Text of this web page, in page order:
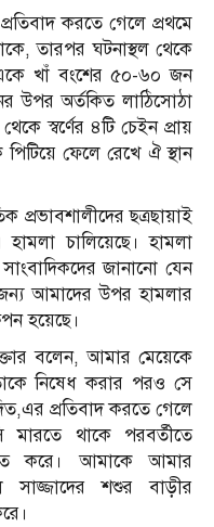
করতে গেলে প্রথমে
তারপর ঘটনাস্থল থেকে
খাঁ বংশের ৫০-৬০ জন
উপর অর্তকিত লাঠিসোঠা
স্বর্ণের ৪টি চেইন প্রায়
ফেলে রেখে ঐ স্থান
প্রভাবশালীদের ছত্রছায়াই
চালিয়েছে। হামলা
জানানো যেন
আমাদের উপর হামলার
হয়েছে।
বলেন, আমার মেয়েকে
নিষেধ করার পরও সে
প্রতিবাদ করতে গেলে
থাকে পরবর্তীতে
করে। আমাকে আমার
সাজ্জাদের শশুর বাড়ীর